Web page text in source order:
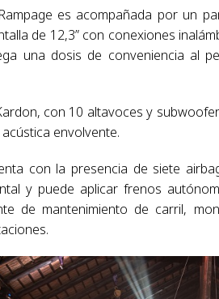
es acompañada por un
de 12,3” con conexiones
una dosis de conveniencia al
con 10 altavoces y
envolvente.
con la presencia de siete
y puede aplicar frenos
de mantenimiento de carril,